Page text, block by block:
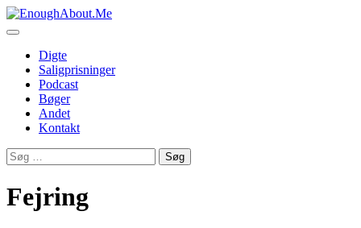
Skip
to
Digte
Saligprisninger
Podcast
Bøger
Andet
Kontakt
Søg
efter:
Fejring